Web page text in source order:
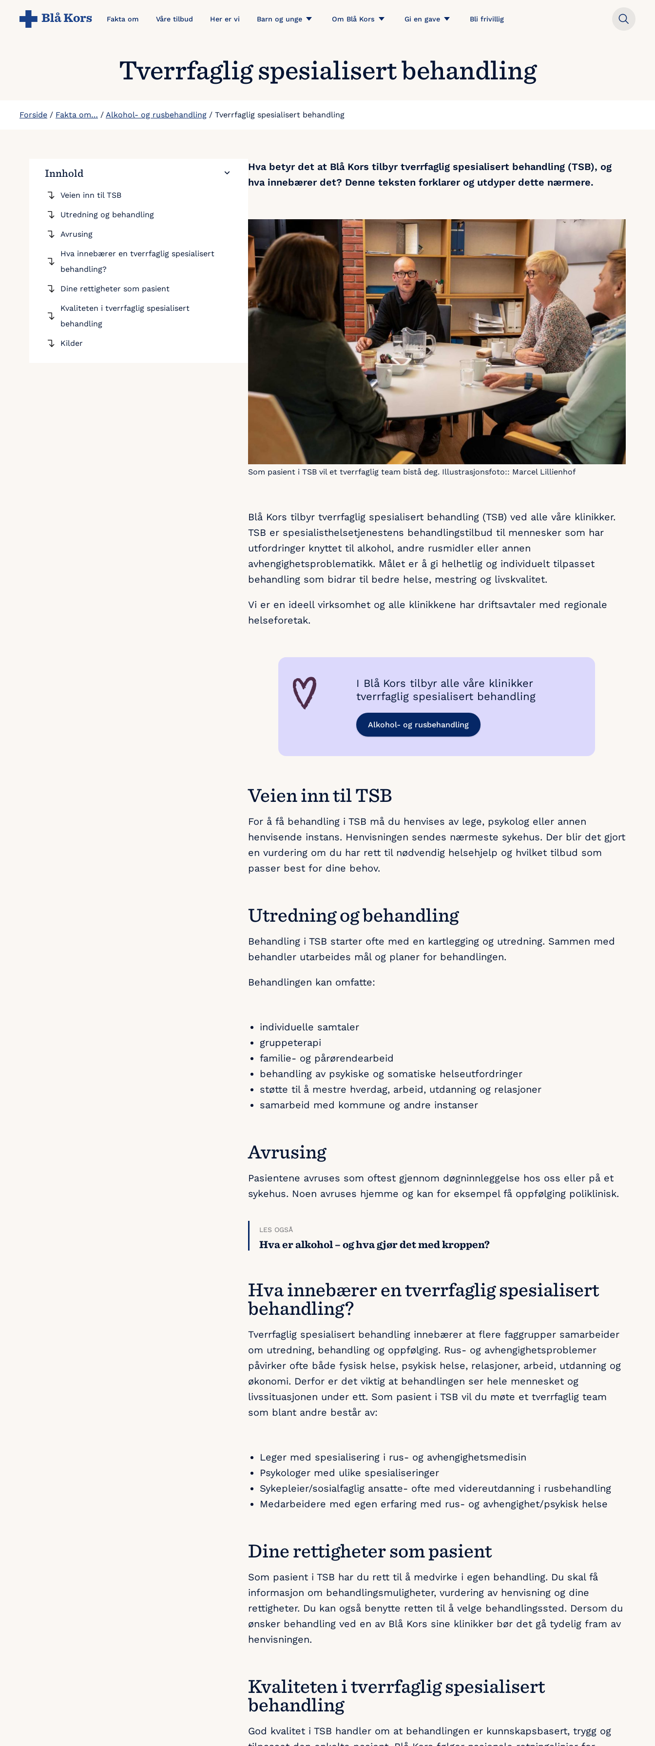
Fakta om Våre tilbud Her er vi Barn og unge Om Blå Kors Gi en gave Bli frivillig
Tverrfaglig spesialisert behandling
Forside / Fakta om… / Alkohol- og rusbehandling / Tverrfaglig spesialisert behandling
Innhold
Veien inn til TSB
Utredning og behandling
Avrusing
Hva innebærer en tverrfaglig spesialisert
behandling?
Dine rettigheter som pasient
Kvaliteten i tverrfaglig spesialisert
behandling
Kilder
Hva betyr det at Blå Kors tilbyr tverrfaglig spesialisert behandling (TSB), og
hva innebærer det? Denne teksten forklarer og utdyper dette nærmere.
Som pasient i TSB vil et tverrfaglig team bistå deg. Illustrasjonsfoto:: Marcel Lillienhof
Blå Kors tilbyr tverrfaglig spesialisert behandling (TSB) ved alle våre klinikker.
TSB er spesialisthelsetjenestens behandlingstilbud til mennesker som har
utfordringer knyttet til alkohol, andre rusmidler eller annen
avhengighetsproblematikk. Målet er å gi helhetlig og individuelt tilpasset
behandling som bidrar til bedre helse, mestring og livskvalitet.
Vi er en ideell virksomhet og alle klinikkene har driftsavtaler med regionale
helseforetak.
I Blå Kors tilbyr alle våre klinikker
tverrfaglig spesialisert behandling
Alkohol- og rusbehandling
Veien inn til TSB
For å få behandling i TSB må du henvises av lege, psykolog eller annen
henvisende instans. Henvisningen sendes nærmeste sykehus. Der blir det gjort
en vurdering om du har rett til nødvendig helsehjelp og hvilket tilbud som
passer best for dine behov.
Utredning og behandling
Behandling i TSB starter ofte med en kartlegging og utredning. Sammen med
behandler utarbeides mål og planer for behandlingen.
Behandlingen kan omfatte:
individuelle samtaler
gruppeterapi
familie- og pårørendearbeid
behandling av psykiske og somatiske helseutfordringer
støtte til å mestre hverdag, arbeid, utdanning og relasjoner
samarbeid med kommune og andre instanser
Avrusing
Pasientene avruses som oftest gjennom døgninnleggelse hos oss eller på et
sykehus. Noen avruses hjemme og kan for eksempel få oppfølging poliklinisk.
LES OGSÅ
Hva er alkohol – og hva gjør det med kroppen?
Hva innebærer en tverrfaglig spesialisert
behandling?
Tverrfaglig spesialisert behandling innebærer at flere faggrupper samarbeider
om utredning, behandling og oppfølging. Rus- og avhengighetsproblemer
påvirker ofte både fysisk helse, psykisk helse, relasjoner, arbeid, utdanning og
økonomi. Derfor er det viktig at behandlingen ser hele mennesket og
livssituasjonen under ett. Som pasient i TSB vil du møte et tverrfaglig team
som blant andre består av:
Leger med spesialisering i rus- og avhengighetsmedisin
Psykologer med ulike spesialiseringer
Sykepleier/sosialfaglig ansatte- ofte med videreutdanning i rusbehandling
Medarbeidere med egen erfaring med rus- og avhengighet/psykisk helse
Dine rettigheter som pasient
Som pasient i TSB har du rett til å medvirke i egen behandling. Du skal få
informasjon om behandlingsmuligheter, vurdering av henvisning og dine
rettigheter. Du kan også benytte retten til å velge behandlingssted. Dersom du
ønsker behandling ved en av Blå Kors sine klinikker bør det gå tydelig fram av
henvisningen.
Kvaliteten i tverrfaglig spesialisert
behandling
God kvalitet i TSB handler om at behandlingen er kunnskapsbasert, trygg og